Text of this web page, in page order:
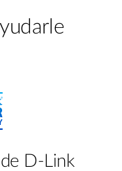
D-Link